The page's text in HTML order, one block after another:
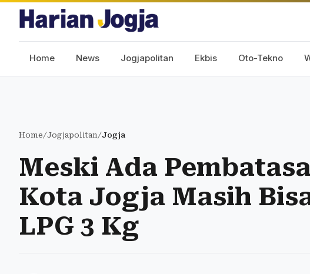
Home News Jogjapolitan Ekbis Oto-Tekno
Home/Jogjapolitan/Jogja
Meski Ada
Kota Jogja Masih
LPG 3 Kg